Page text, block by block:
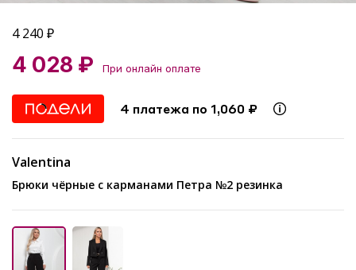
4 240 ₽
4 028 ₽ При онлайн оплате
4 платежа по 1,060 ₽
Valentina
Брюки чёрные с карманами Петра №2 резинка